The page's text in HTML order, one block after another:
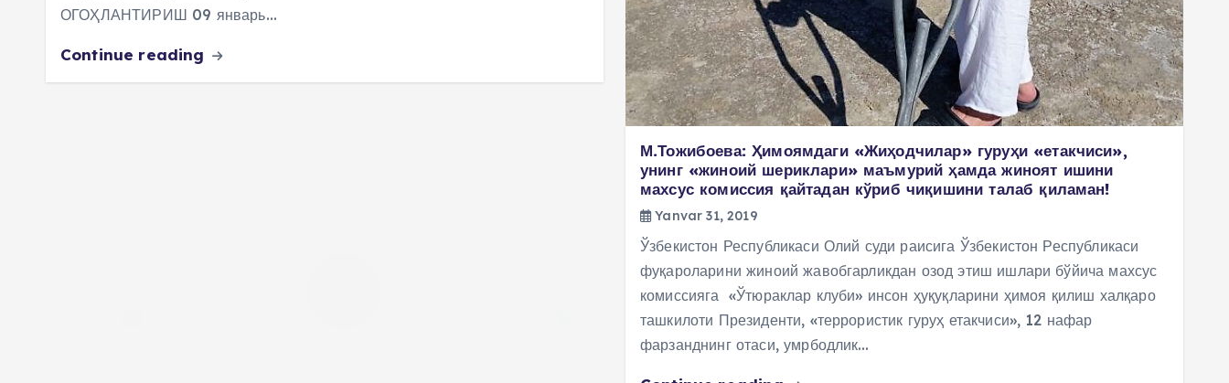
ОГОҲЛАНТИРИШ 09 январь…
Continue reading
М.Тожибоева: Ҳимоямдаги «Жиҳодчилар» гуруҳи «етакчиси»,
унинг «жиноий шериклари» маъмурий ҳамда жиноят ишини
махсус комиссия қайтадан кўриб чиқишини талаб қиламан!
Yanvar 31, 2019
Ўзбекистон Республикаси Олий суди раисига Ўзбекистон Республикаси
фуқароларини жиноий жавобгарликдан озод этиш ишлари бўйича махсус
комиссияга «Ўтюраклар клуби» инсон ҳуқуқларини ҳимоя қилиш халқаро
ташкилоти Президенти, «террористик гуруҳ етакчиси», 12 нафар
фарзанднинг отаси, умрбодлик…